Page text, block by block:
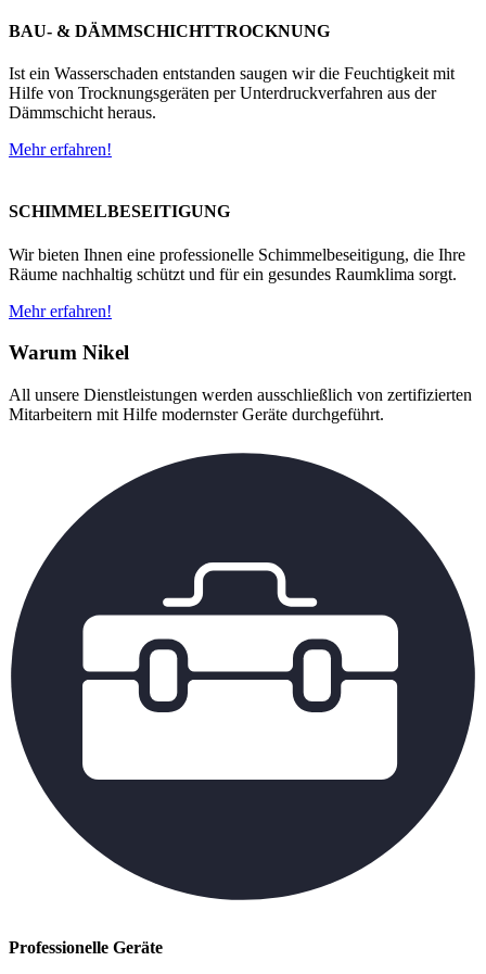
BAU- & DÄMMSCHICHTTROCKNUNG
Ist ein Wasserschaden entstanden saugen wir die Feuchtigkeit mit
Hilfe von Trocknungsgeräten per Unterdruckverfahren aus der
Dämmschicht heraus.
Mehr erfahren!
SCHIMMELBESEITIGUNG
Wir bieten Ihnen eine professionelle Schimmelbeseitigung, die Ihre
Räume nachhaltig schützt und für ein gesundes Raumklima sorgt.
Mehr erfahren!
Warum Nikel
All unsere Dienstleistungen werden ausschließlich von zertifizierten
Mitarbeitern mit Hilfe modernster Geräte durchgeführt.
Professionelle Geräte